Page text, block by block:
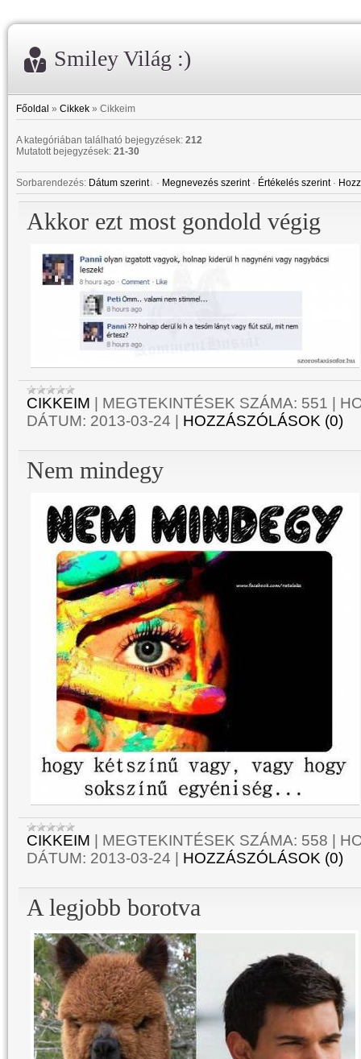
Smiley Világ :)
Főoldal » Cikkek » Cikkeim
A kategóriában található bejegyzések: 212
Mutatott bejegyzések: 21-30
Sorbarendezés: Dátum szerint · Megnevezés szerint· Értékelés szerint·
Akkor ezt most gondold végig
CIKKEIM MEGTEKINTÉSEK SZÁMA: 551
DÁTUM: 2013-03-24 HOZZÁSZÓLÁSOK (0)
Nem mindegy
CIKKEIM MEGTEKINTÉSEK SZÁMA: 558
DÁTUM: 2013-03-24 HOZZÁSZÓLÁSOK (0)
A legjobb borotva